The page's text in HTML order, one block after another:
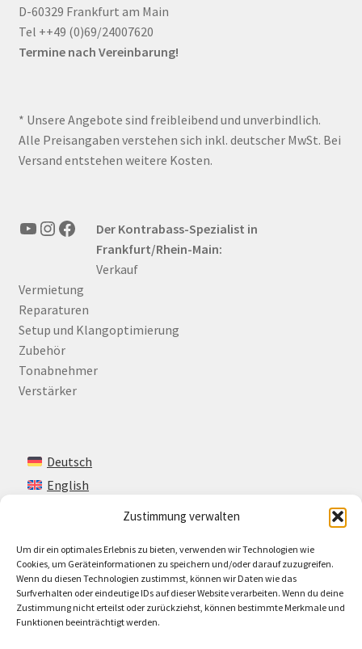
Zustimmung verwalten
Um dir ein optimales Erlebnis zu bieten, verwenden wir Technologien wie
Cookies, um Geräteinformationen zu speichern und/oder darauf zuzugreifen.
Wenn du diesen Technologien zustimmst, können wir Daten wie das
Surfverhalten oder eindeutige IDs auf dieser Website verarbeiten. Wenn du deine
Zustimmung nicht erteilst oder zurückziehst, können bestimmte Merkmale und
Funktionen beeinträchtigt werden.
D-60329 Frankfurt am Main
Tel ++49 (0)69/24007620
Termine nach Vereinbarung!
* Unsere Angebote sind freibleibend und unverbindlich.
Alle Preisangaben verstehen sich inkl. deutscher MwSt. Bei
Versand entstehen weitere Kosten.
YouTube
Instagram
FacebookDer Kontrabass-Spezialist in
Frankfurt/Rhein-Main:
Verkauf
Vermietung
Reparaturen
Setup und Klangoptimierung
Zubehör
Tonabnehmer
Verstärker
Deutsch
English
Kontakt
Impressum + AGB
Cookie-Richtlinie (EU)